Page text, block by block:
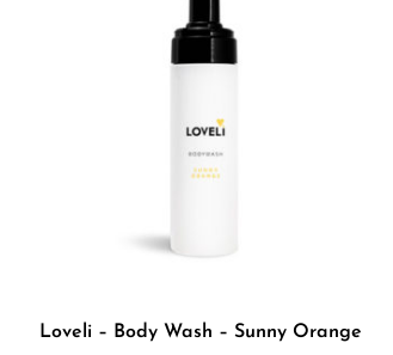
Loveli – Body Wash – Sunny Orange